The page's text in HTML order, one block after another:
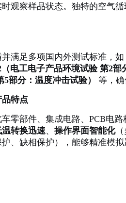
观察样品状态。独特的空气
满足多项国内外测试标准，如
（电工电子产品环境试验 第2部
部分：温度冲击试验）
等，确
特点
零部件、集成电路、PCB电
温转换迅速、 操作界面智能化（
、缺相保护），能够精准模